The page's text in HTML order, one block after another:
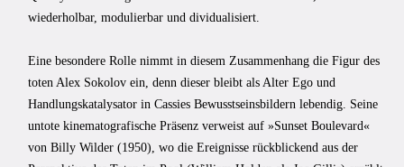
wiederholbar, modulierbar und dividualisiert.
Eine besondere Rolle nimmt in diesem Zusammenhang die Figur des
toten Alex Sokolov ein, denn dieser bleibt als Alter Ego und
Handlungskatalysator in Cassies Bewusstseinsbildern lebendig. Seine
untote kinematografische Präsenz verweist auf »Sunset Boulevard«
von Billy Wilder (1950), wo die Ereignisse rückblickend aus der